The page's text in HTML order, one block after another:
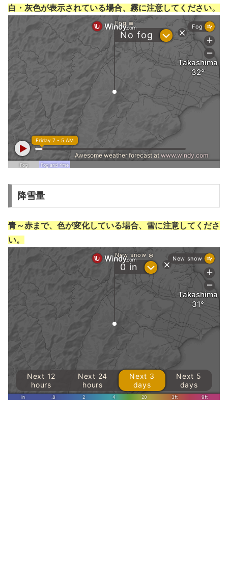
白・灰色が表示されている場合、霧に注意してください。
降雪量
青～赤まで、色が変化している場合、雪に注意してくださ
い。